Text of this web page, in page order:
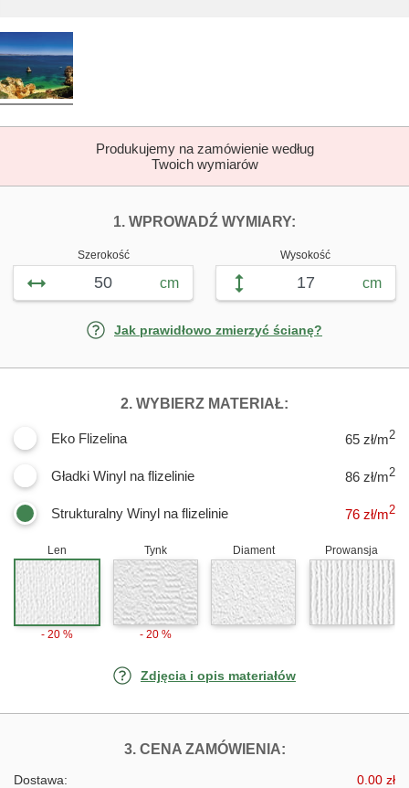
Produkujemy na zamówienie według
Twoich wymiarów
1. WPROWADŹ WYMIARY:
Szerokość
cm
Wysokość
cm
Jak prawidłowo zmierzyć ścianę?
2. WYBIERZ MATERIAŁ:
Eko Flizelina 65 zł/m2
Gładki Winyl na flizelinie 86 zł/m2
Strukturalny Winyl na flizelinie 76 zł/m2
Len
- 20 %
Tynk
- 20 %
Diament Prowansja
Zdjęcia i opis materiałów
3. CENA ZAMÓWIENIA:FOTOTAPETY
Dostawa: 0.00 zł